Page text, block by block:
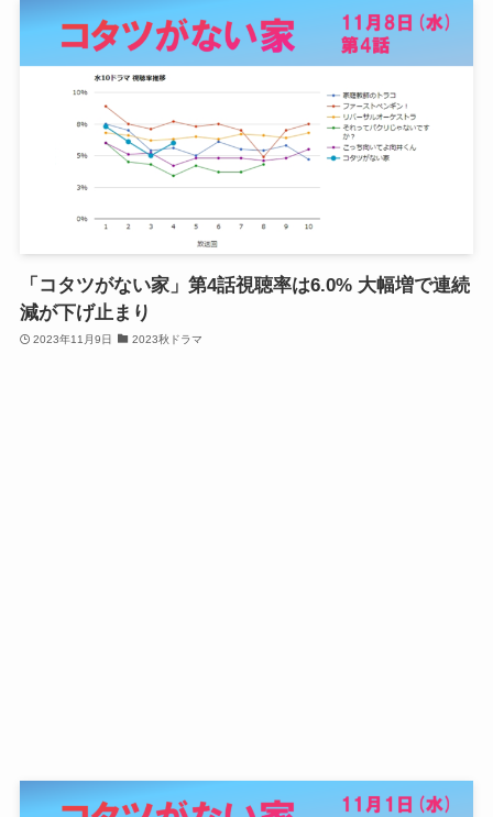
「コタツがない家」第4話視聴率は6.0% 大幅増で連続
減が下げ止まり
2023年11月9日 2023秋ドラマ